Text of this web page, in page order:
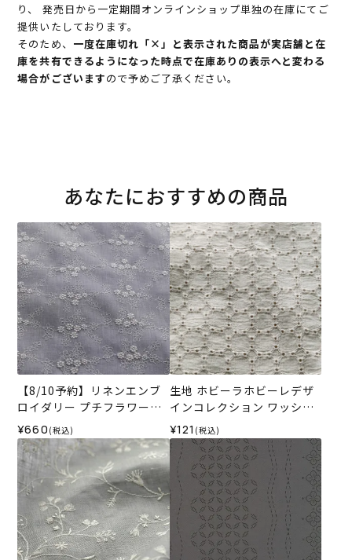
り、 発売日から一定期間オンラインショップ単独の在庫にてご
提供いたしております。
そのため、 一度在庫切れ「×」と表示された商品が実店舗と在
庫を共有できるようになった時点で在庫ありの表示へと変わる
場合がございますので予めご了承ください。
あなたにおすすめの商品
【8/10予約】リネンエンブ
ロイダリー プチフラワー＜0
2GR＞生地 ホビーラホビー
レデザインコレクション
¥660 (税込)
生地 ホビーラホビーレデザ
インコレクション ワッシャ
ーレース リトルサークル＜0
2GR＞
¥121 (税込)